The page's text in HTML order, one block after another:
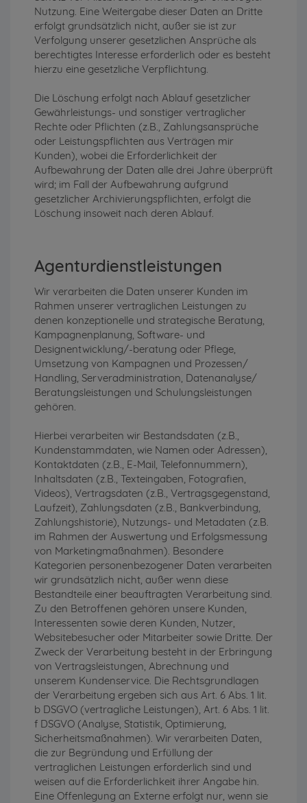
Nutzung. Eine Weitergabe dieser Daten an Dritte
erfolgt grundsätzlich nicht, außer sie ist zur
Verfolgung unserer gesetzlichen Ansprüche als
berechtigtes Interesse erforderlich oder es besteht
hierzu eine gesetzliche Verpflichtung.
Die Löschung erfolgt nach Ablauf gesetzlicher
Gewährleistungs- und sonstiger vertraglicher
Rechte oder Pflichten (z.B., Zahlungsansprüche
oder Leistungspflichten aus Verträgen mir
Kunden), wobei die Erforderlichkeit der
Aufbewahrung der Daten alle drei Jahre überprüft
wird; im Fall der Aufbewahrung aufgrund
gesetzlicher Archivierungspflichten, erfolgt die
Löschung insoweit nach deren Ablauf.
Agenturdienstleistungen
Wir verarbeiten die Daten unserer Kunden im
Rahmen unserer vertraglichen Leistungen zu
denen konzeptionelle und strategische Beratung,
Kampagnenplanung, Software- und
Designentwicklung/-beratung oder Pflege,
Umsetzung von Kampagnen und Prozessen/
Handling, Serveradministration, Datenanalyse/
Beratungsleistungen und Schulungsleistungen
gehören.
Hierbei verarbeiten wir Bestandsdaten (z.B.,
Kundenstammdaten, wie Namen oder Adressen),
Kontaktdaten (z.B., E-Mail, Telefonnummern),
Inhaltsdaten (z.B., Texteingaben, Fotografien,
Videos), Vertragsdaten (z.B., Vertragsgegenstand,
Laufzeit), Zahlungsdaten (z.B., Bankverbindung,
Zahlungshistorie), Nutzungs- und Metadaten (z.B.
im Rahmen der Auswertung und Erfolgsmessung
von Marketingmaßnahmen). Besondere
Kategorien personenbezogener Daten verarbeiten
wir grundsätzlich nicht, außer wenn diese
Bestandteile einer beauftragten Verarbeitung sind.
Zu den Betroffenen gehören unsere Kunden,
Interessenten sowie deren Kunden, Nutzer,
Websitebesucher oder Mitarbeiter sowie Dritte. Der
Zweck der Verarbeitung besteht in der Erbringung
von Vertragsleistungen, Abrechnung und
unserem Kundenservice. Die Rechtsgrundlagen
der Verarbeitung ergeben sich aus Art. 6 Abs. 1 lit.
b DSGVO (vertragliche Leistungen), Art. 6 Abs. 1 lit.
f DSGVO (Analyse, Statistik, Optimierung,
Sicherheitsmaßnahmen). Wir verarbeiten Daten,
die zur Begründung und Erfüllung der
vertraglichen Leistungen erforderlich sind und
weisen auf die Erforderlichkeit ihrer Angabe hin.
Eine Offenlegung an Externe erfolgt nur, wenn sie